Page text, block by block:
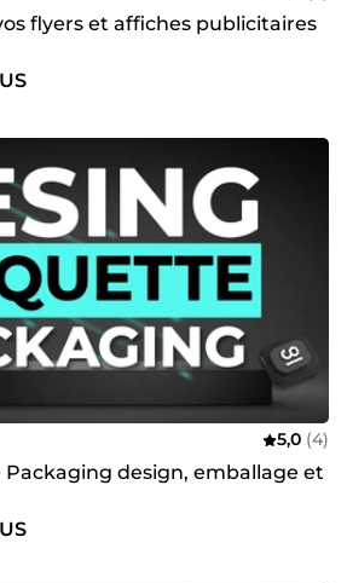
Si vous cherchez à concrétiser un
pas à me contacter pour
projet et explorer les
contribuer à la réussite de votre
flyers et affiches publicitaires
5,0 (4)
Packaging design, emballage et